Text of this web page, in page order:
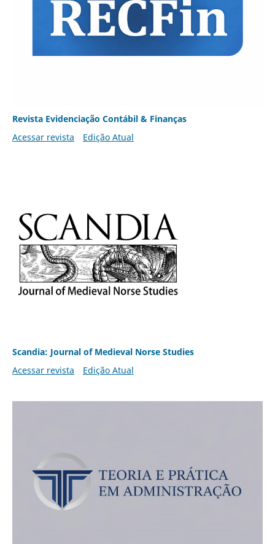
Revista Evidenciação Contábil & Finanças
Acessar revista
Edição Atual
Scandia: Journal of Medieval Norse Studies
Acessar revista
Edição Atual